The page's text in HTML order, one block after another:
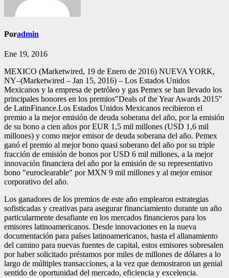
Poradmin
Ene 19, 2016
MEXICO (Marketwired, 19 de Enero de 2016) NUEVA YORK,
NY–(Marketwired – Jan 15, 2016) – Los Estados Unidos
Mexicanos y la empresa de petróleo y gas Pemex se han llevado los
principales honores en los premios"Deals of the Year Awards 2015"
de LatinFinance.Los Estados Unidos Mexicanos recibieron el
premio a la mejor emisión de deuda soberana del año, por la emisión
de su bono a cien años por EUR 1,5 mil millones (USD 1,6 mil
millones) y como mejor emisor de deuda soberana del año. Pemex
ganó el premio al mejor bono quasi soberano del año por su triple
fracción de emisión de bonos por USD 6 mil millones, a la mejor
innovación financiera del año por la emisión de su representativo
bono "euroclearable" por MXN 9 mil millones y al mejor emisor
corporativo del año.
Los ganadores de los premios de este año emplearon estrategias
sofisticadas y creativas para asegurar financiamiento durante un año
particularmente desafiante en los mercados financieros para los
emisores latinoamericanos. Desde innovaciones en la nueva
documentación para países latinoamericanos, hasta el allanamiento
del camino para nuevas fuentes de capital, estos emisores sobresalen
por haber solicitado préstamos por miles de millones de dólares a lo
largo de múltiples transacciones, a la vez que demostraron un genial
sentido de oportunidad del mercado, eficiencia y excelencia.